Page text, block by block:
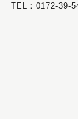
TEL：0172-39-